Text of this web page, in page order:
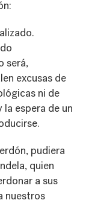
será,
excusas de
ni de
espera de un
pudiera
quien
a sus
nuestros